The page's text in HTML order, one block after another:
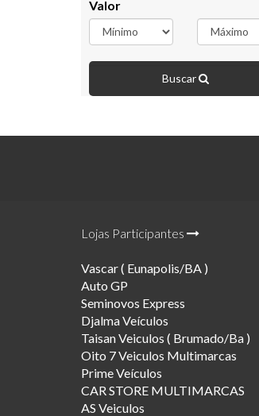
Valor
Buscar
Lojas Participantes
Vascar ( Eunapolis/BA )
Auto GP
Seminovos Express
Djalma Veículos
Taisan Veiculos ( Brumado/Ba )
Oito 7 Veiculos Multimarcas
Prime Veículos
CAR STORE MULTIMARCAS
AS Veiculos